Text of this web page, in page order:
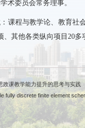
术委员会常务理事。
课程与教学论、教育社
、其他各类纵向项目20多
政课教学能力提升的思考与实践
fully discrete finite element